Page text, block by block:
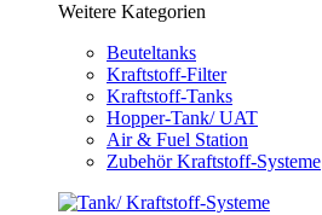
Weitere Kategorien
Beuteltanks
Kraftstoff-Filter
Kraftstoff-Tanks
Hopper-Tank/ UAT
Air & Fuel Station
Zubehör Kraftstoff-Systeme